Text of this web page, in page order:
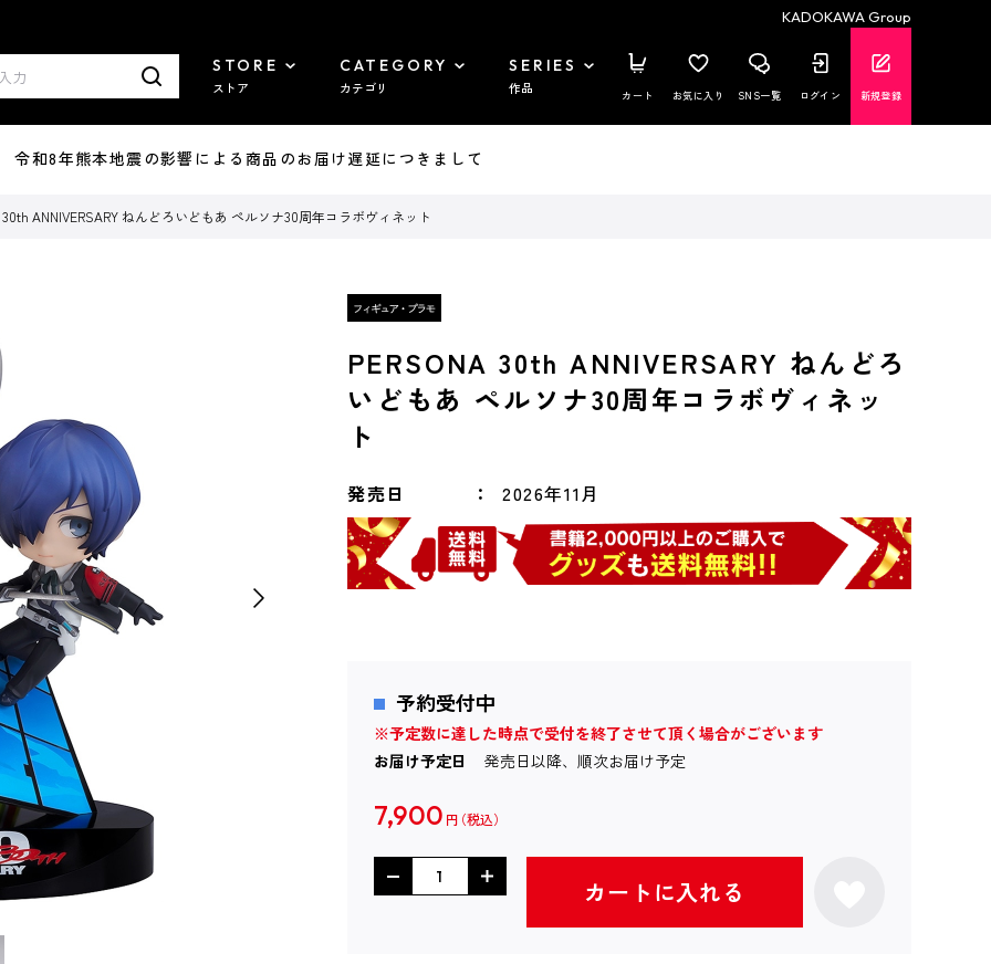
KADOKAWA Group
STORE
ストア
CATEGORY
カテゴリ
SERIES
作品 カート お気に入り SNS一覧 ログイン 新規登録
和8年熊本地震の影響による商品のお届け遅延につきまして
30th ANNIVERSARY ねんどろいどもあ ペルソナ30周年コラボヴィネット
PERSONA 30th ANNIVERSARY ねんどろ
いどもあ ペルソナ30周年コラボヴィネッ
ト
発売日 2026年11月
予約受付中
※予定数に達した時点で受付を終了させて頂く場合がございます
お届け予定日
発売日以降、順次お届け予定
7,900 円
カートに入れる